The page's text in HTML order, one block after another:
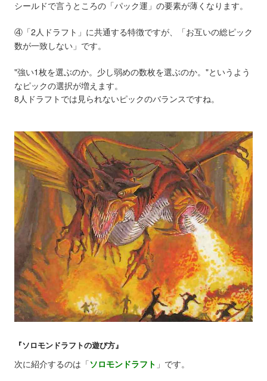
シールドで言うところの「パック運」の要素が薄くなります。
④「2人ドラフト」に共通する特徴ですが、「お互いの総ピック
数が一致しない」です。
"強い1枚を選ぶのか。少し弱めの数枚を選ぶのか。"というよう
なピックの選択が増えます。
8人ドラフトでは見られないピックのバランスですね。
『ソロモンドラフトの遊び方』
次に紹介するのは 「ソロモンドラフト 」 です。